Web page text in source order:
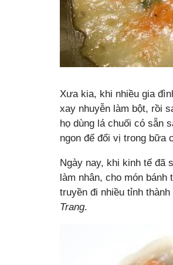
Xưa kia, khi nhiều gia
xay nhuyễn làm bột, rồi
họ dùng lá chuối có sẵn
ngon để đổi vị trong bữa
Ngày nay, khi kinh tế đã
làm nhân, cho món
truyền đi nhiều tỉnh
Trang.